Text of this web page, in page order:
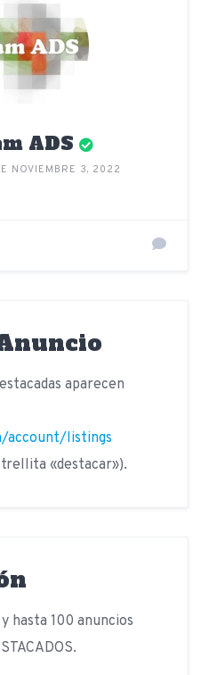
ADS
NOVIEMBRE 3, 2022
aparecen
account/listings
«destacar»).
hasta 100 anuncios